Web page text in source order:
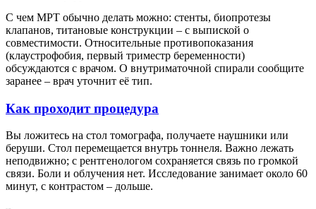
С чем МРТ обычно делать можно: стенты, биопротезы
клапанов, титановые конструкции – с выпиской о
совместимости. Относительные противопоказания
(клаустрофобия, первый триместр беременности)
обсуждаются с врачом. О внутриматочной спирали сообщите
заранее – врач уточнит её тип.
Как проходит процедура
Вы ложитесь на стол томографа, получаете наушники или
беруши. Стол перемещается внутрь тоннеля. Важно лежать
неподвижно; с рентгенологом сохраняется связь по громкой
связи. Боли и облучения нет. Исследование занимает около 60
минут, с контрастом – дольше.